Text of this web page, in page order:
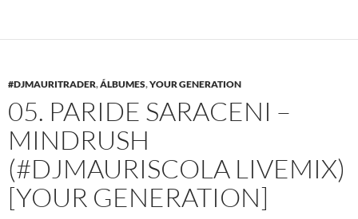
#DJMAURITRADER,ÁLBUMES,YOUR GENERATION
05. PARIDE SARACENI –
MINDRUSH
(#DJMAURISCOLA LIVEMIX)
[YOUR GENERATION]